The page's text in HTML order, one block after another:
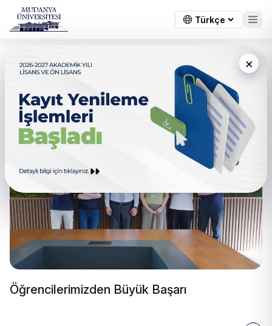
×
Mezunlardan Haberler
Tümü Gündem Genel Duyuru Öğrenci
Öğrencilerimizden Büyük Başarı